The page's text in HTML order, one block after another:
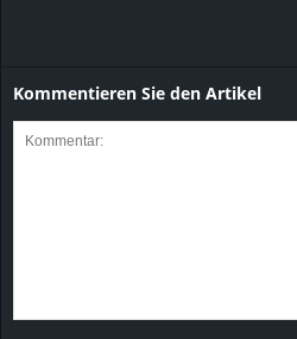
Kommentieren Sie den Artikel